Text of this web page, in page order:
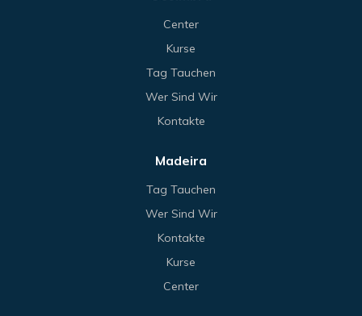
Center
Kurse
Tag Tauchen
Wer Sind Wir
Kontakte
Madeira
Tag Tauchen
Wer Sind Wir
Kontakte
Kurse
Center